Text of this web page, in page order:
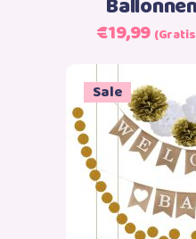
was:
€24,99.
€19,99
is:
Sale
Toevoegen